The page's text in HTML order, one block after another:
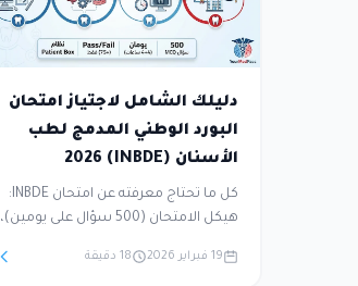
دليلك الشامل لاجتياز امتحان
البورد الوطني المدمج لطب
الأسنان (INBDE) 2026
كل ما تحتاج معرفته عن امتحان INBDE:
هيكل الامتحان (500 سؤال على يومين)،
المتكامل، نظام التقييم (Pass/Fail — 75
19 فبراير 2026 18 دقيقة